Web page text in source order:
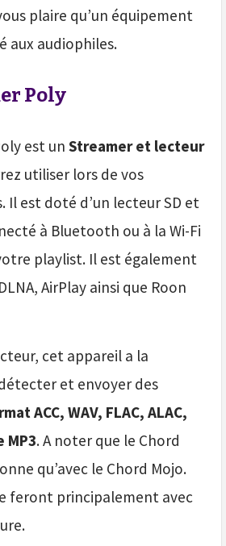
plaire qu’un équipement
aux audiophiles.
Poly
est un Streamer et lecteur
utiliser lors de vos
Il est doté d’un lecteur SD et
à Bluetooth ou à la Wi-Fi
playlist. Il est également
AirPlay ainsi que Roon
cet appareil a la
et envoyer des
ACC, WAV, FLAC, ALAC,
MP3. A noter que le Chord
qu’avec le Chord Mojo.
feront principalement avec